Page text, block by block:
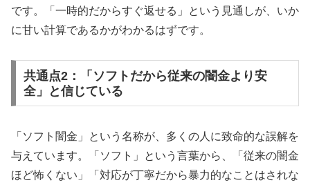
です。「一時的だからすぐ返せる」という見通しが、いか
に甘い計算であるかがわかるはずです。
共通点2：「ソフトだから従来の闇金より安
全」と信じている
「ソフト闇金」という名称が、多くの人に致命的な誤解を
与えています。「ソフト」という言葉から、「従来の闇金
ほど怖くない」「対応が丁寧だから暴力的なことはされな